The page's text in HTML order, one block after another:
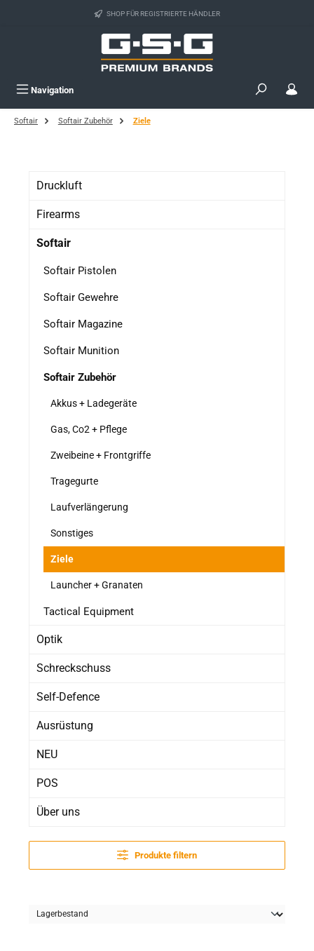
Zum Hauptinhalt springen SHOP FÜR REGISTRIERTE HÄNDLER
Navigation
Softair Softair Zubehör Ziele
Druckluft
Firearms
Softair
Softair Pistolen
Softair Gewehre
Softair Magazine
Softair Munition
Softair Zubehör
Akkus + Ladegeräte
Gas, Co2 + Pflege
Zweibeine + Frontgriffe
Tragegurte
Laufverlängerung
Sonstiges
Ziele
Launcher + Granaten
Tactical Equipment
Optik
Schreckschuss
Self-Defence
Ausrüstung
NEU
POS
Über uns
Produkte filtern